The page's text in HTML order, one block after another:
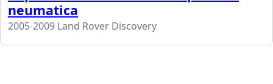
neumatica
2005-2009 Land Rover Discovery